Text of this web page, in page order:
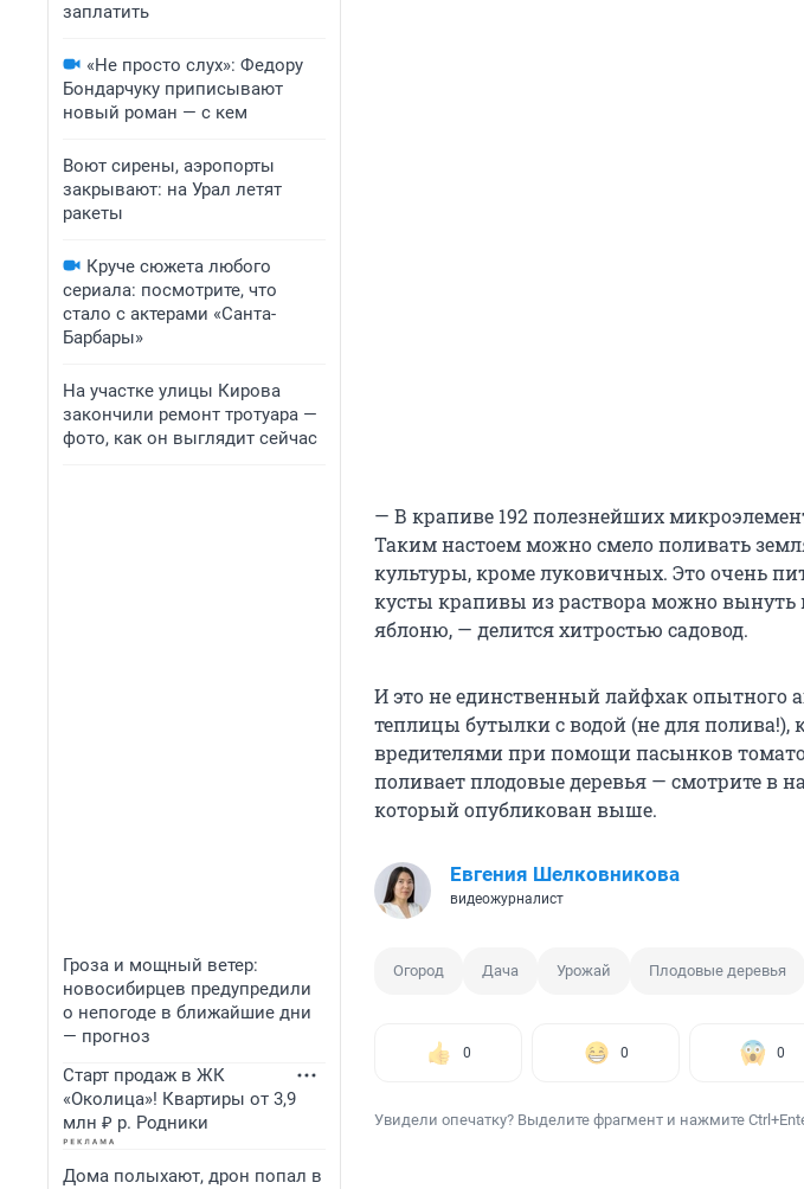
заплатить
«Не просто слух»: Федору
Бондарчуку приписывают
новый роман — с кем
Воют сирены, аэропорты
закрывают: на Урал летят
ракеты
Круче сюжета любого
сериала: посмотрите, что
стало с актерами «Санта-
Барбары»
На участке улицы Кирова
закончили ремонт тротуара —
фото, как он выглядит сейчас
Гроза и мощный ветер:
новосибирцев предупредили
о непогоде в ближайшие дни
— прогноз
Старт продаж в ЖК
«Околица»! Квартиры от 3,9
млн ₽ р. Родники
Дома полыхают, дрон попал в
— В крапиве 192 полезнейших
Таким настоем можно смело поливать
культуры, кроме луковичных. Это очень
кусты крапивы из раствора можно вынуть
яблоню, — делится хитростью садовод.
И это не единственный лайфхак опытного
теплицы бутылки с водой (не для полива!),
вредителями при помощи пасынков
поливает плодовые деревья — смотрите в
который опубликован выше.
Евгения Шелковникова
видеожурналист
Огород Дача Урожай Плодовые деревья
0 0 0
Увидели опечатку? Выделите фрагмент и нажмите